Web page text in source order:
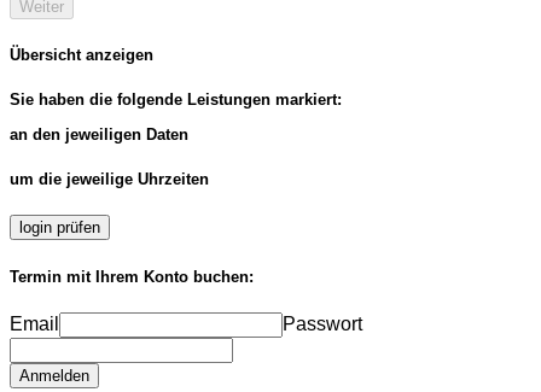
Weiter
Übersicht anzeigen
Sie haben die folgende Leistungen markiert:
an den jeweiligen Daten
um die jeweilige Uhrzeiten
login prüfen
Termin mit Ihrem Konto buchen:
Email Passwort
Anmelden